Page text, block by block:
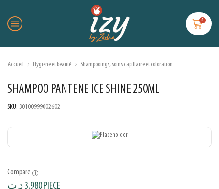
0
Accueil Hygiene et beauté Shampooings, soins capillaire et coloration
SHAMPOO PANTENE ICE SHINE 250ML
SKU: 30100999002602
Compare
3,980د.ت PIECE